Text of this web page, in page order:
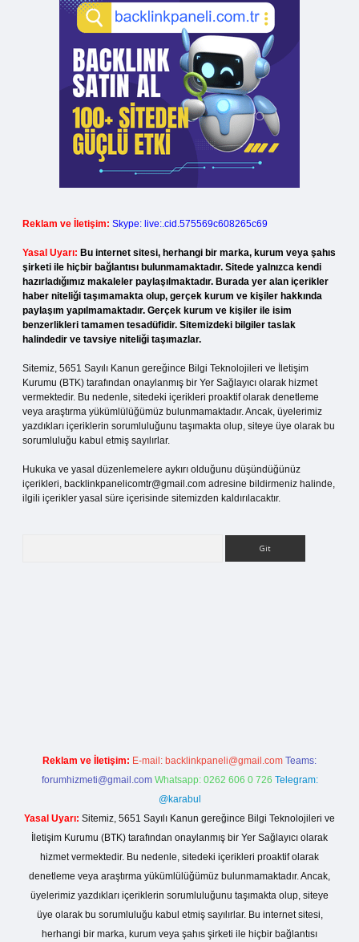
Reklam ve İletişim: Skype: live:.cid.575569c608265c69
Yasal Uyarı: Bu internet sitesi, herhangi bir marka, kurum veya şahıs
şirketi ile hiçbir bağlantısı bulunmamaktadır. Sitede yalnızca kendi
hazırladığımız makaleler paylaşılmaktadır. Burada yer alan içerikler
haber niteliği taşımamakta olup, gerçek kurum ve kişiler hakkında
paylaşım yapılmamaktadır. Gerçek kurum ve kişiler ile isim
benzerlikleri tamamen tesadüfidir. Sitemizdeki bilgiler taslak
halindedir ve tavsiye niteliği taşımazlar.
Sitemiz, 5651 Sayılı Kanun gereğince Bilgi Teknolojileri ve İletişim
Kurumu (BTK) tarafından onaylanmış bir Yer Sağlayıcı olarak hizmet
vermektedir. Bu nedenle, sitedeki içerikleri proaktif olarak denetleme
veya araştırma yükümlülüğümüz bulunmamaktadır. Ancak, üyelerimiz
yazdıkları içeriklerin sorumluluğunu taşımakta olup, siteye üye olarak bu
sorumluluğu kabul etmiş sayılırlar.
Hukuka ve yasal düzenlemelere aykırı olduğunu düşündüğünüz
içerikleri, backlinkpanelicomtr@gmail.com adresine bildirmeniz halinde,
ilgili içerikler yasal süre içerisinde sitemizden kaldırılacaktır.
Reklam ve İletişim: E-mail: backlinkpaneli@gmail.com Teams:
forumhizmeti@gmail.com Whatsapp: 0262 606 0 726 Telegram:
@karabul
Yasal Uyarı: Sitemiz, 5651 Sayılı Kanun gereğince Bilgi Teknolojileri ve
İletişim Kurumu (BTK) tarafından onaylanmış bir Yer Sağlayıcı olarak
hizmet vermektedir. Bu nedenle, sitedeki içerikleri proaktif olarak
denetleme veya araştırma yükümlülüğümüz bulunmamaktadır. Ancak,
üyelerimiz yazdıkları içeriklerin sorumluluğunu taşımakta olup, siteye
üye olarak bu sorumluluğu kabul etmiş sayılırlar. Bu internet sitesi,
herhangi bir marka, kurum veya şahıs şirketi ile hiçbir bağlantısı